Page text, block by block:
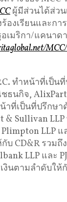
ผู้มีส่วนได้ส่วน
องเรียนและก
มริกา/แคนาดา
ทำหน้าที่เป็
ธนกิจ,
าที่เป็นที่ปรึกษ
& Sullivan
LLP
CD&R รวมถึ
LLP และ
นตามลำดับให้